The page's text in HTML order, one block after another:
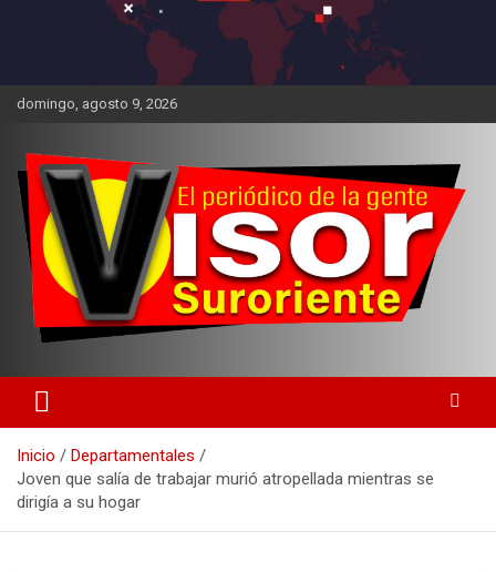
domingo, agosto 9, 2026
Inicio
Departamentales
Joven que salía de trabajar murió atropellada mientras se
dirigía a su hogar